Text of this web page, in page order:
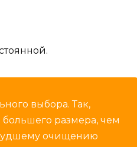
выбора. Так,
большего размера, чем
худшему очищению